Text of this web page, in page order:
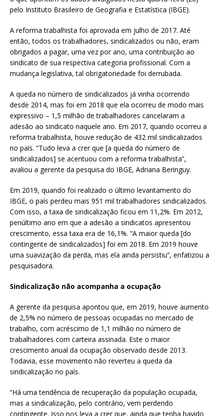
pelo Instituto Brasileiro de Geografia e Estatística (IBGE).
A reforma trabalhista foi aprovada em julho de 2017. Até
então, todos os trabalhadores, sindicalizados ou não, eram
obrigados a pagar, uma vez por ano, uma contribuição ao
sindicato de sua respectiva categoria profissional. Com a
mudança legislativa, tal obrigatoriedade foi derrubada.
A queda no número de sindicalizados já vinha ocorrendo
desde 2014, mas foi em 2018 que ela ocorreu de modo mais
expressivo – 1,5 milhão de trabalhadores cancelaram a
adesão ao sindicato naquele ano. Em 2017, quando ocorreu a
reforma trabalhista, houve redução de 432 mil sindicalizados
no país. “Tudo leva a crer que [a queda do número de
sindicalizados] se acentuou com a reforma trabalhista”,
avaliou a gerente da pesquisa do IBGE, Adriana Beringuy.
Em 2019, quando foi realizado o último levantamento do
IBGE, o país perdeu mais 951 mil trabalhadores sindicalizados.
Com isso, a taxa de sindicalização ficou em 11,2%. Em 2012,
penúltimo ano em que a adesão a sindicatos apresentou
crescimento, essa taxa era de 16,1%. “A maior queda [do
contingente de sindicalizados] foi em 2018. Em 2019 houve
uma suavização da perda, mas ela ainda persistiu”, enfatizou a
pesquisadora.
Sindicalização não acompanha a ocupação
A gerente da pesquisa apontou que, em 2019, houve aumento
de 2,5% no número de pessoas ocupadas no mercado de
trabalho, com acréscimo de 1,1 milhão no número de
trabalhadores com carteira assinada. Este o maior
crescimento anual da ocupação observado desde 2013.
Todavia, esse movimento não reverteu a queda da
sindicalização no país.
“Há uma tendência de recuperação da população ocupada,
mas a sindicalização, pelo contrário, vem perdendo
contingente. Isso nos leva a crer que, ainda que tenha havido